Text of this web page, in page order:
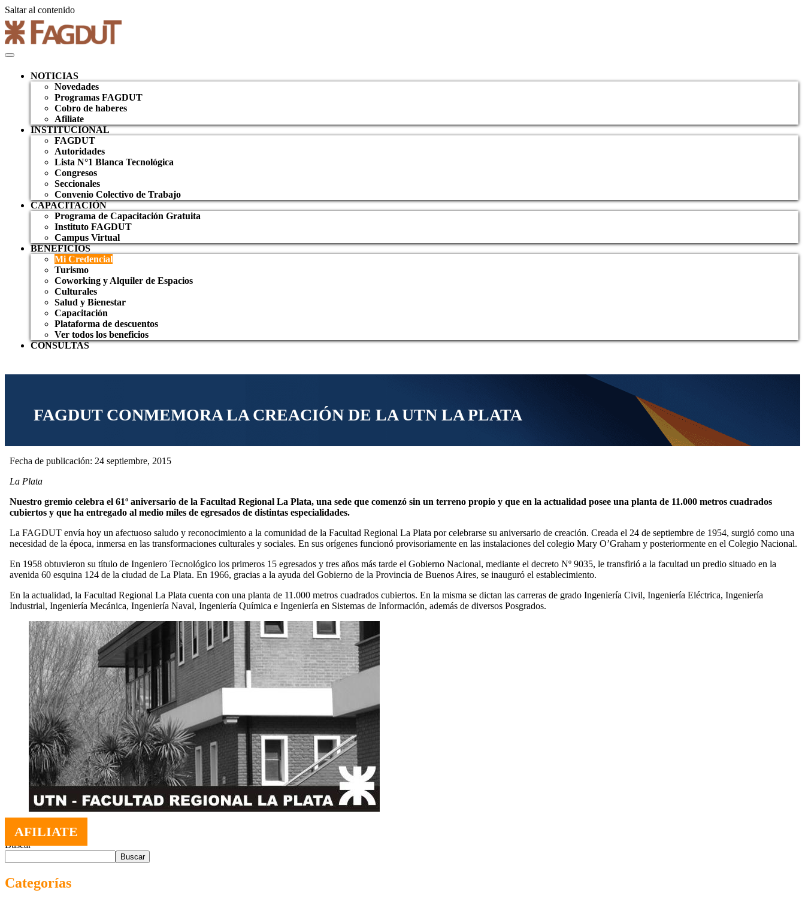
Saltar al contenido
NOTICIAS
Novedades
Programas FAGDUT
Cobro de haberes
Afiliate
INSTITUCIONAL
FAGDUT
Autoridades
Lista N°1 Blanca Tecnológica
Congresos
Seccionales
Convenio Colectivo de Trabajo
CAPACITACIÓN
Programa de Capacitación Gratuita
Instituto FAGDUT
Campus Virtual
BENEFICIOS
Mi Credencial
Turismo
Coworking y Alquiler de Espacios
Culturales
Salud y Bienestar
Capacitación
Plataforma de descuentos
Ver todos los beneficios
CONSULTAS
FAGDUT CONMEMORA LA CREACIÓN DE LA UTN LA PLATA
Fecha de publicación: 24 septiembre, 2015
La Plata
Nuestro gremio celebra el 61º aniversario de la Facultad Regional La Plata, una sede que comenzó sin un terreno propio y que en la actualidad posee una planta de 11.000 metros cuadrados
cubiertos y que ha entregado al medio miles de egresados de distintas especialidades.
La FAGDUT envía hoy un afectuoso saludo y reconocimiento a la comunidad de la Facultad Regional La Plata por celebrarse su aniversario de creación. Creada el 24 de septiembre de 1954, surgió como una
necesidad de la época, inmersa en las transformaciones culturales y sociales. En sus orígenes funcionó provisoriamente en las instalaciones del colegio Mary O’Graham y posteriormente en el Colegio Nacional.
En 1958 obtuvieron su título de Ingeniero Tecnológico los primeros 15 egresados y tres años más tarde el Gobierno Nacional, mediante el decreto Nº 9035, le transfirió a la facultad un predio situado en la
avenida 60 esquina 124 de la ciudad de La Plata. En 1966, gracias a la ayuda del Gobierno de la Provincia de Buenos Aires, se inauguró el establecimiento.
En la actualidad, la Facultad Regional La Plata cuenta con una planta de 11.000 metros cuadrados cubiertos. En la misma se dictan las carreras de grado Ingeniería Civil, Ingeniería Eléctrica, Ingeniería
Industrial, Ingeniería Mecánica, Ingeniería Naval, Ingeniería Química e Ingeniería en Sistemas de Información, además de diversos Posgrados.
AFILIATE
Buscar
Buscar
Categorías